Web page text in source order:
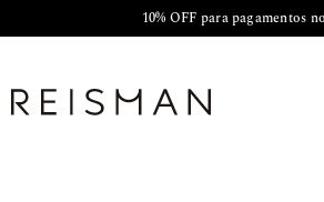
10% OFF para pagamentos